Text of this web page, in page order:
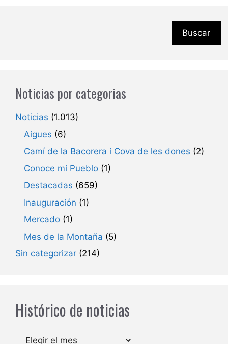
Buscar
Noticias por categorias
Noticias (1.013)
Aigues (6)
Camí de la Bacorera i Cova de les dones (2)
Conoce mi Pueblo (1)
Destacadas (659)
Inauguración (1)
Mercado (1)
Mes de la Montaña (5)
Sin categorizar (214)
Histórico de noticias
Archivos